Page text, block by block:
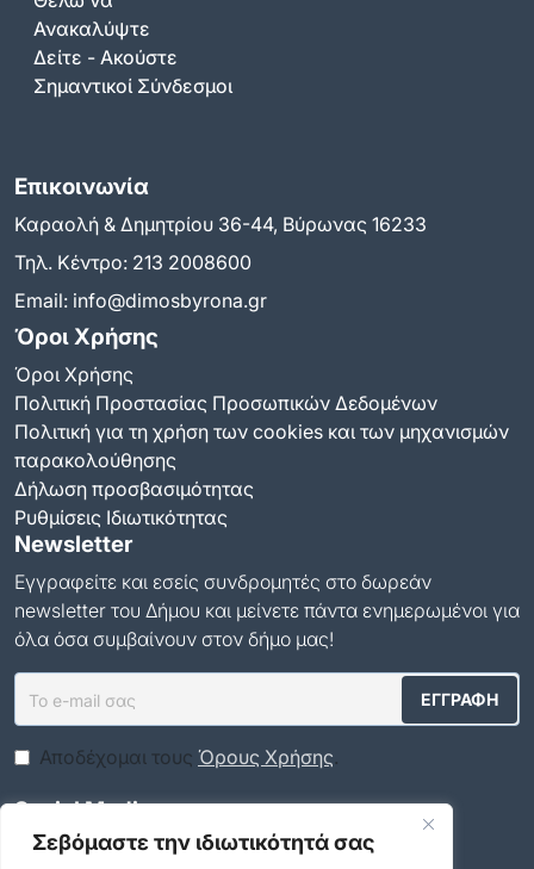
Σεβόμαστε την ιδιωτικότητά σας
Ανακαλύψτε
Δείτε - Ακούστε
Σημαντικοί Σύνδεσμοι
Επικοινωνία
Καραολή & Δημητρίου 36-44, Βύρωνας 16233
Τηλ. Κέντρο: 213 2008600
Email: info@dimosbyrona.gr
Όροι Χρήσης
Όροι Χρήσης
Πολιτική Προστασίας Προσωπικών Δεδομένων
Πολιτική για τη χρήση των cookies και των μηχανισμών
παρακολούθησης
Δήλωση προσβασιμότητας
Ρυθμίσεις Ιδιωτικότητας
Newsletter
Εγγραφείτε και εσείς συνδρομητές στο δωρεάν
newsletter του Δήμου και μείνετε πάντα ενημερωμένοι για
όλα όσα συμβαίνουν στον δήμο μας!
Αποδέχομαι τους Όρους Χρήσης.
Social Media